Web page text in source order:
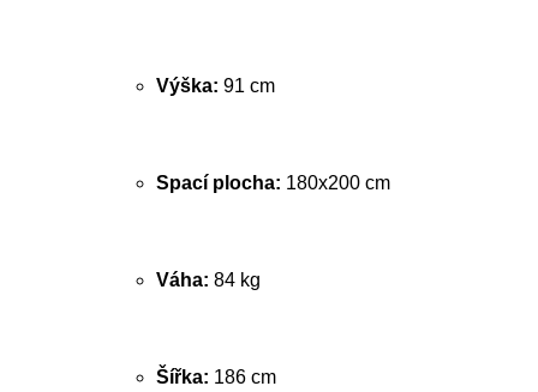
Výška: 91 cm
Spací plocha: 180x200 cm
Váha: 84 kg
Šířka: 186 cm